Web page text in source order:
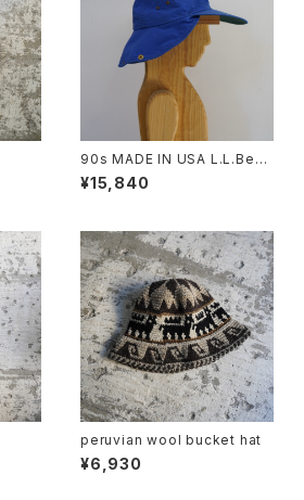
90s MADE IN USA L.L.Bean
Longbill Sunshade Cap
¥15,840
peruvian wool bucket hat
¥6,930